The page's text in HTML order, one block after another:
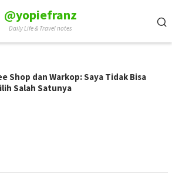
@yopiefranz
Daily Life & Travel notes
Shop dan Warkop: Saya Tidak Bisa
Salah Satunya